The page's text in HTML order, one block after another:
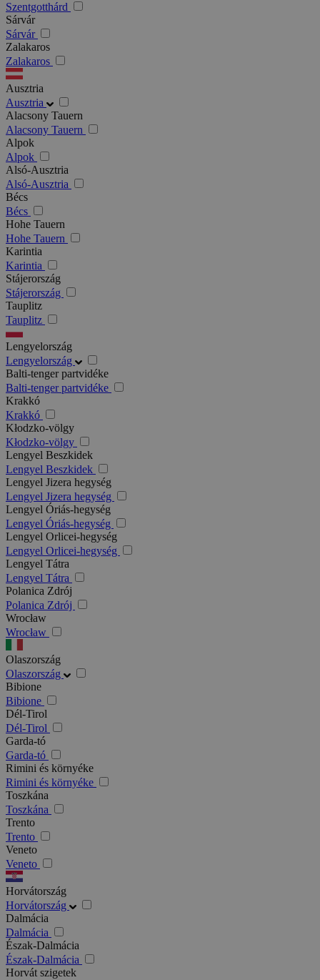
Szentgotthárd
Sárvár
Sárvár
Zalakaros
Zalakaros
Ausztria
Ausztria
Alacsony Tauern
Alacsony Tauern
Alpok
Alpok
Alsó-Ausztria
Alsó-Ausztria
Bécs
Bécs
Hohe Tauern
Hohe Tauern
Karintia
Karintia
Stájerország
Stájerország
Tauplitz
Tauplitz
Lengyelország
Lengyelország
Balti-tenger partvidéke
Balti-tenger partvidéke
Krakkó
Krakkó
Kłodzko-völgy
Kłodzko-völgy
Lengyel Beszkidek
Lengyel Beszkidek
Lengyel Jizera hegység
Lengyel Jizera hegység
Lengyel Óriás-hegység
Lengyel Óriás-hegység
Lengyel Orlicei-hegység
Lengyel Orlicei-hegység
Lengyel Tátra
Lengyel Tátra
Polanica Zdrój
Polanica Zdrój
Wrocław
Wrocław
Olaszország
Olaszország
Bibione
Bibione
Dél-Tirol
Dél-Tirol
Garda-tó
Garda-tó
Rimini és környéke
Rimini és környéke
Toszkána
Toszkána
Trento
Trento
Veneto
Veneto
Horvátország
Horvátország
Dalmácia
Dalmácia
Észak-Dalmácia
Észak-Dalmácia
Horvát szigetek